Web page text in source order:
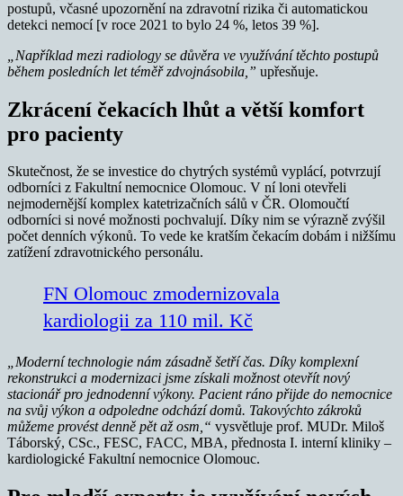
postupů, včasné upozornění na zdravotní rizika či automatickou
detekci nemocí [v roce 2021 to bylo 24 %, letos 39 %].
„Například mezi radiology se důvěra ve využívání těchto postupů
během posledních let téměř zdvojnásobila,” upřesňuje.
Zkrácení čekacích lhůt a větší komfort
pro pacienty
Skutečnost, že se investice do chytrých systémů vyplácí, potvrzují
odborníci z Fakultní nemocnice Olomouc. V ní loni otevřeli
nejmodernější komplex katetrizačních sálů v ČR. Olomoučtí
odborníci si nové možnosti pochvalují. Díky nim se výrazně zvýšil
počet denních výkonů. To vede ke kratším čekacím dobám i nižšímu
zatížení zdravotnického personálu.
FN Olomouc zmodernizovala
kardiologii za 110 mil. Kč
„Moderní technologie nám zásadně šetří čas. Díky komplexní
rekonstrukci a modernizaci jsme získali možnost otevřít nový
stacionář pro jednodenní výkony. Pacient ráno přijde do nemocnice
na svůj výkon a odpoledne odchází domů. Takovýchto zákroků
můžeme provést denně pět až osm,“ vysvětluje prof. MUDr. Miloš
Táborský, CSc., FESC, FACC, MBA, přednosta I. interní kliniky –
kardiologické Fakultní nemocnice Olomouc.